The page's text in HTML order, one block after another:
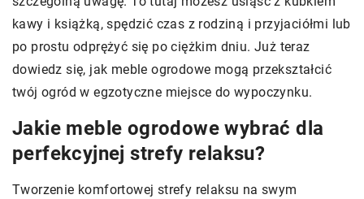
kawy i książką, spędzić czas z rodziną i przyjaciółmi lub
po prostu odprężyć się po ciężkim dniu. Już teraz
dowiedz się, jak meble ogrodowe mogą przekształcić
twój ogród w egzotyczne miejsce do wypoczynku.
Jakie meble ogrodowe wybrać dla
perfekcyjnej strefy relaksu?
Tworzenie komfortowej strefy relaksu na swym